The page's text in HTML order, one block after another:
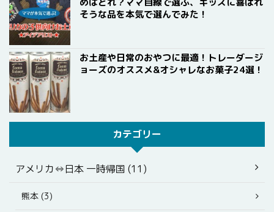
そうな品を本気で選んでみた！
お土産や日常のおやつに最適！トレーダージ
ョーズのオススメ&オシャレなお菓子24選！
カテゴリー
アメリカ⇔日本 一時帰国 (11)
熊本 (3)